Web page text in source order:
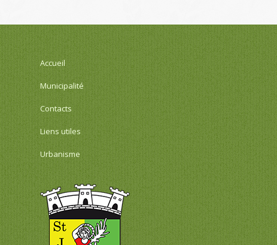
Accueil
Municipalité
Contacts
Liens utiles
Urbanisme